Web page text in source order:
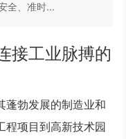
全、准时...
接工业脉搏的
蓬勃发展的制造业和
程项目到高新技术园